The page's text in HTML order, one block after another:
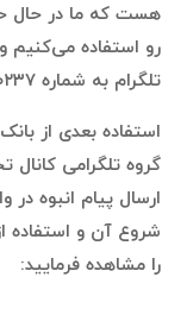
هست که ما در حال
رو استفاده می‌کنیم
تلگرام به شماره ۰۹۱۲۱۴۰۰۲۳۷ پیام ارسال فرمایید.
استفاده بعدی از
گروه تلگرامی
ارسال پیام انبوه
شروع آن و استفاده
را مشاهده فرمایید: